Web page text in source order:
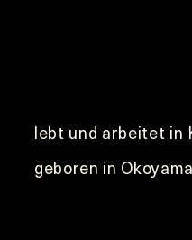
lebt und arbeitet in
geboren in